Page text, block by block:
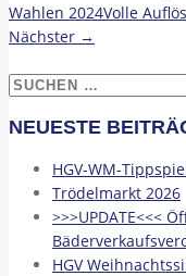
Wahlen 2024Volle
Nächster →
Suchen
NEUESTE
HGV-WM-
Trödelmarkt 2026
>>>UPDATE<<<
HGV